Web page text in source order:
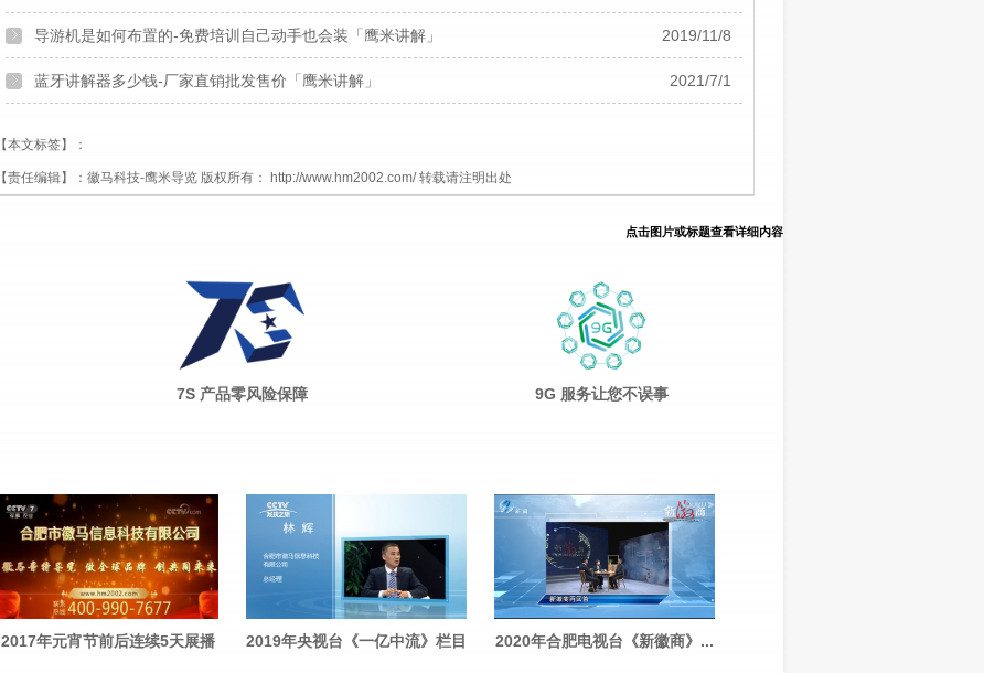
2019/11/8
导游机是如何布置的-免费培训自己动手也会装「鹰米讲解」
2021/7/1
蓝牙讲解器多少钱-厂家直销批发售价「鹰米讲解」
【本文标签】：
【责任编辑】： 徽马科技-鹰米导览 版权所有： http://www.hm2002.com/转载请注明出处
点击图片或标题查看详细内容
7S 产品零风险保障 9G 服务让您不误事
2017年元宵节前后连续5天展播 2019年央视台《一亿中流》栏目 2020年合肥电视台《新徽商》...